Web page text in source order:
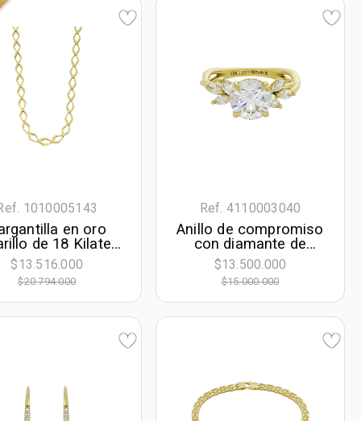
1010005143
en oro
de 18 Kilates
visos, Figuras
42 cm.
largo, 9 mm. de
ancho
$13.516.000
$20.794.000
Ref. 4110003040
Anillo de compromiso
con diamante de
laboratorio central
redondo de 2.00ct y
decoración en
diamantes de
laboratorio, oro tono
$13.500.000
$15.000.000